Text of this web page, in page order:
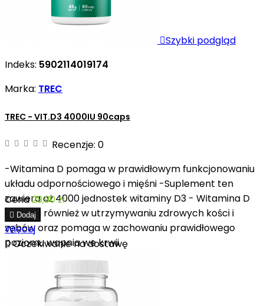
Szybki podgląd
Indeks: 5902114019174
Marka: TREC
TREC - VIT.D3 4000IU 90caps
Recenzje: 0
-Witamina D pomaga w prawidłowym funkcjonowaniu
układu odpornościowego i mięśni -Suplement ten
zawiera aż 4000 jednostek witaminy D3 - Witamina D
wspiera również w utrzymywaniu zdrowych kości i
zębów oraz pomaga w zachowaniu prawidłowego
poziomu wapnia we krwii
Cena29,90 zł
 Dodaj
Więcej
Oczekiwanie na dostawę